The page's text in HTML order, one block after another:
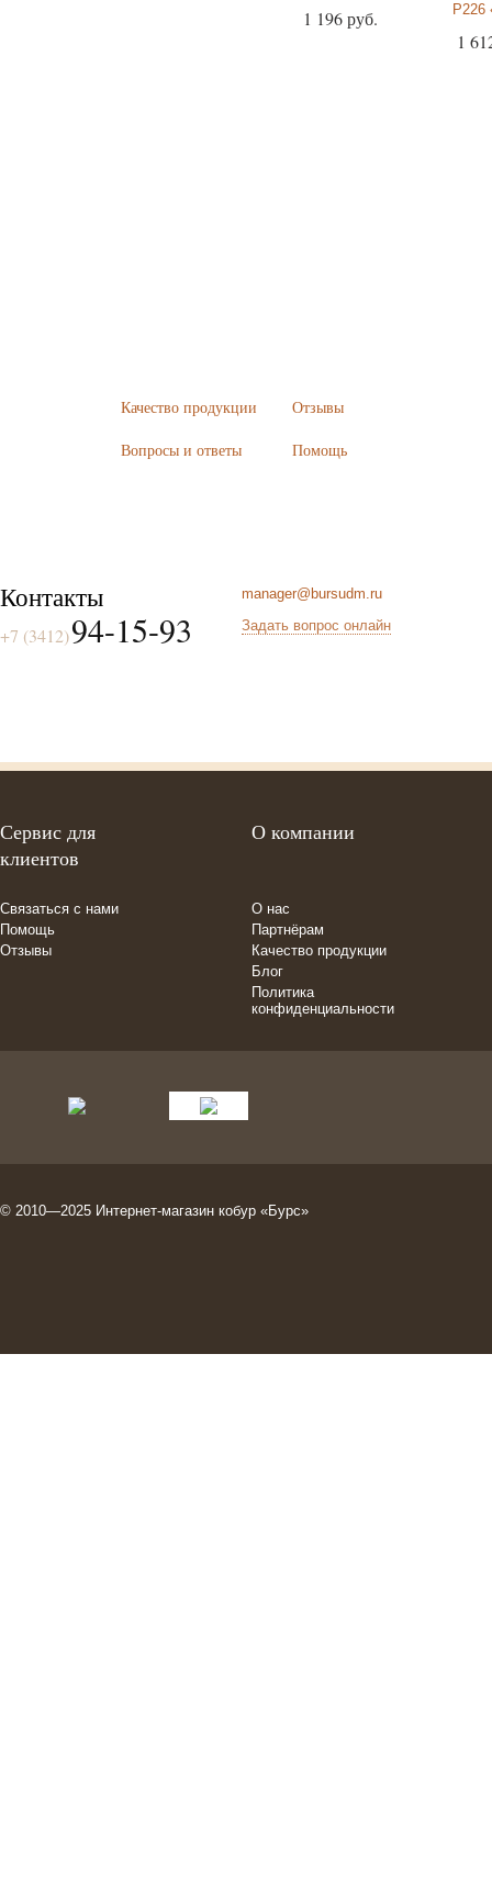
1 196 руб.
P226
1
Качество продукции
Вопросы и ответы
Отзывы
Помощь
Контакты
+7 (3412)94-15-93
manager@bursudm.ru
Задать вопрос онлайн
Сервис для
клиентов
Связаться с нами
Помощь
Отзывы
О компании
О нас
Партнёрам
Качество продукции
Блог
Политика
конфиденциальности
© 2010—2025 Интернет-магазин кобур «Бурс»